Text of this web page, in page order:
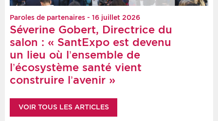
Paroles de partenaires - 16 juillet 2026
Séverine Gobert, Directrice du
salon : « SantExpo est devenu
un lieu où l’ensemble de
l’écosystème santé vient
construire l’avenir »
VOIR TOUS LES ARTICLES